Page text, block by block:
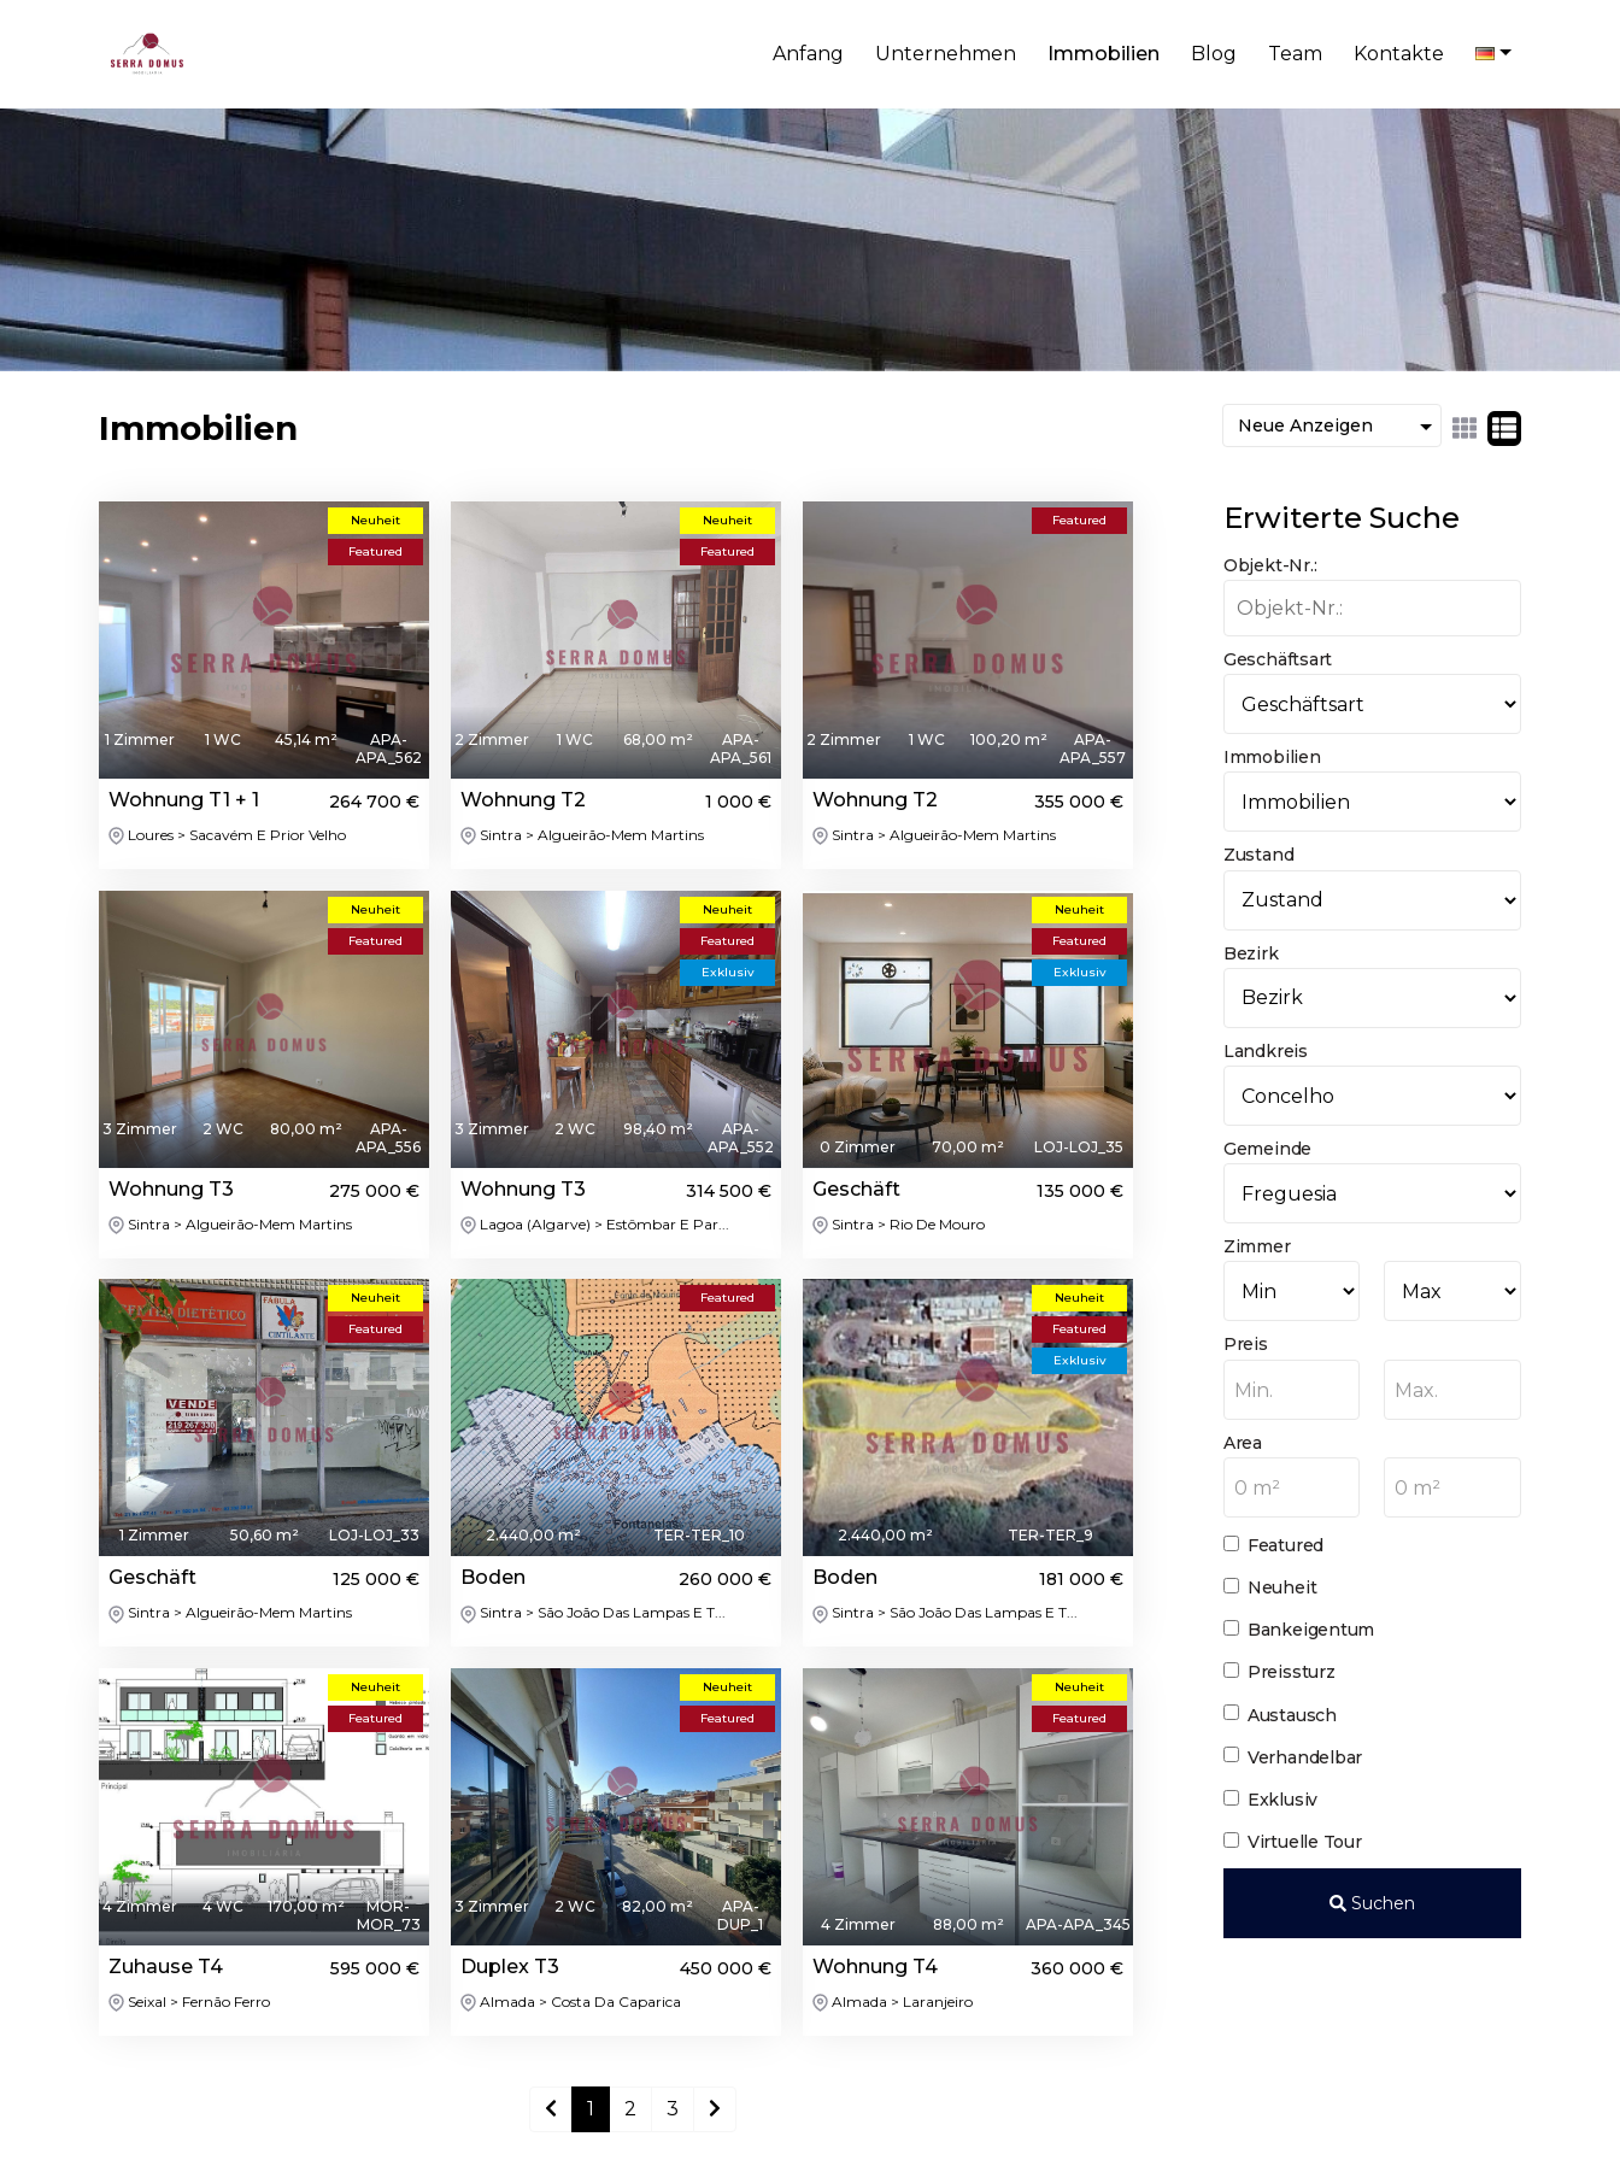
Anfang Unternehmen Immobilien Blog Team Kontakte
Immobilien
Neuheit
Featured
1 Zimmer 1 WC 45,14 m²
APA-
APA_562
Wohnung T1 + 1 264 700 €
Loures > Sacavém E Prior Velho
Neuheit
Featured
2 Zimmer 1 WC 68,00 m²
APA-
APA_561
Wohnung T2 1 000 €
Sintra > Algueirão-Mem Martins
Featured
2 Zimmer 1 WC 100,20 m²
APA-
APA_557
Wohnung T2 355 000 €
Sintra > Algueirão-Mem Martins
Neuheit
Featured
3 Zimmer 2 WC 80,00 m²
APA-
APA_556
Wohnung T3 275 000 €
Sintra > Algueirão-Mem Martins
Neuheit
Featured
Exklusiv
3 Zimmer 2 WC 98,40 m²
APA-
APA_552
Wohnung T3 314 500 €
Lagoa (Algarve) > Estômbar E Par...
Neuheit
Featured
Exklusiv
0 Zimmer 70,00 m² LOJ-LOJ_35
Geschäft 135 000 €
Sintra > Rio De Mouro
Neuheit
Featured
1 Zimmer 50,60 m² LOJ-LOJ_33
Geschäft 125 000 €
Sintra > Algueirão-Mem Martins
Featured
2.440,00 m² TER-TER_10
Boden 260 000 €
Sintra > São João Das Lampas E T...
Neuheit
Featured
Exklusiv
2.440,00 m² TER-TER_9
Boden 181 000 €
Sintra > São João Das Lampas E T...
Neuheit
Featured
4 Zimmer 4 WC 170,00 m²
MOR-
MOR_73
Zuhause T4 595 000 €
Seixal > Fernão Ferro
Neuheit
Featured
3 Zimmer 2 WC 82,00 m²
APA-
DUP_1
Duplex T3 450 000 €
Almada > Costa Da Caparica
Neuheit
Featured
4 Zimmer 88,00 m² APA-APA_345
Wohnung T4 360 000 €
Almada > Laranjeiro
1 2 3
Erwiterte Suche
Objekt-Nr.:
Geschäftsart
Immobilien
Zustand
Bezirk
Landkreis
Gemeinde
Zimmer
Preis
Min. Max.
Area
0 m² 0 m²
Featured
Neuheit
Bankeigentum
Preissturz
Austausch
Verhandelbar
Exklusiv
Virtuelle Tour
Suchen